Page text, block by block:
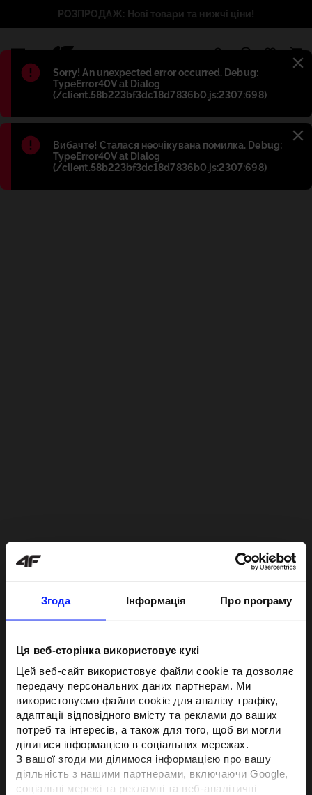
Згода Інформація Про програму
Ця веб-сторінка використовує кукі
Цей веб-сайт використовує файли cookie та дозволяє
передачу персональних даних партнерам. Ми
використовуємо файли cookie для аналізу трафіку,
адаптації відповідного вмісту та реклами до ваших
потреб та інтересів, а також для того, щоб ви могли
ділитися інформацією в соціальних мережах.
З вашої згоди ми ділимося інформацією про вашу
діяльність з нашими партнерами, включаючи Google,
соціальні мережі та рекламні та веб-аналітичні
Błąd:
Sorry! An unexpected error occurred. Debug:
TypeError40V at Dialog
(/client.58b223bf3dc18d7836b0.js:2307:698)
Błąd:
Вибачте! Сталася неочікувана помилка. Debug:
TypeError40V at Dialog
(/client.58b223bf3dc18d7836b0.js:2307:698)
РОЗПРОДАЖ: Нові товари та нижчі ціни!